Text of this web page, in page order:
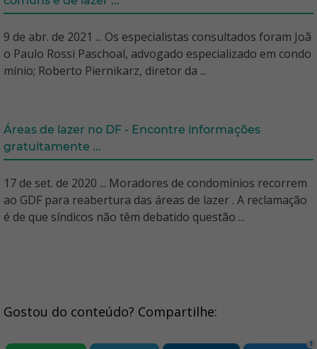
9 de abr. de 2021 ... Os especialistas consultados foram Joã
o Paulo Rossi Paschoal, advogado especializado em condo
mínio; Roberto Piernikarz, diretor da ...
Áreas de lazer no DF - Encontre informações
gratuitamente ...
17 de set. de 2020 ... Moradores de condomínios recorrem
ao GDF para reabertura das áreas de lazer . A reclamação
é de que síndicos não têm debatido questão ...
Gostou do conteúdo? Compartilhe:
1